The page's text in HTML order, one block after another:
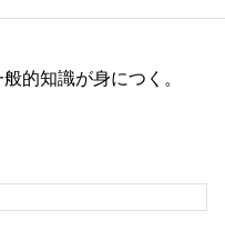
的知識が身につく。